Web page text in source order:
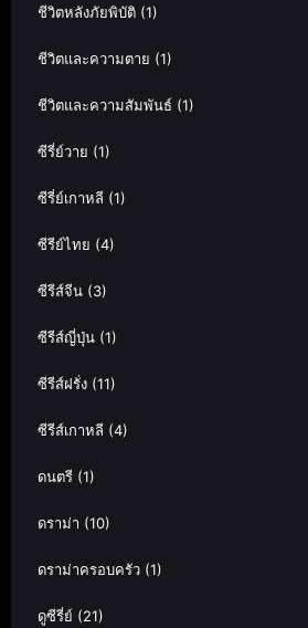
ชีวิตหลังภัยพิบัติ (1)
ชีวิตและความตาย (1)
ชีวิตและความสัมพันธ์ (1)
ซีรี่ย์วาย (1)
ซีรี่ย์เกาหลี (1)
ซีรีย์ไทย (4)
ซีรีส์จีน (3)
ซีรีส์ญี่ปุ่น (1)
ซีรีส์ฝรั่ง (11)
ซีรีส์เกาหลี (4)
ดนตรี (1)
ดราม่า (10)
ดราม่าครอบครัว (1)
ดูซีรี่ย์ (21)